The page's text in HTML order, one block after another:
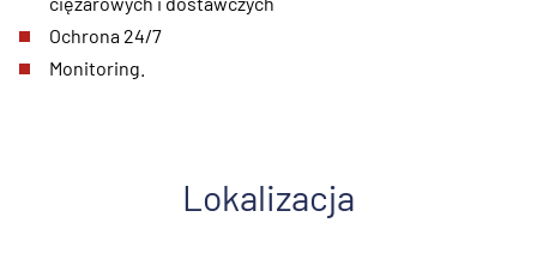
Ochrona 24/7
Monitoring.
Lokalizacja